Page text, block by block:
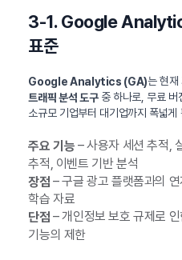
3-1. Google
표준
Google Analytics (GA)는 현
트래픽 분석 도구중 하나로, 무료 버
소규모 기업부터 대기업까지 폭넓게
주요 기능 – 사용자 세션 추적,
추적, 이벤트 기반 분석
장점 – 구글 광고 플랫폼과의
학습 자료
단점 – 개인정보 보호 규제로
기능의 제한